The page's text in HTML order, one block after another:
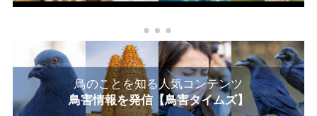
鳥のことを知る人気コンテンツ
鳥害情報を発信【鳥害タイムズ】